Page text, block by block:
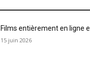
Films entièrement en ligne
15 juin 2026